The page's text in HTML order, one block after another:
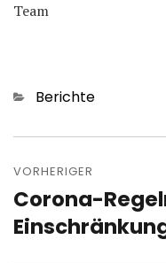
Team
Kategorien
Berichte
VORHERIGER
Vorheriger
Beitrag:
Corona-